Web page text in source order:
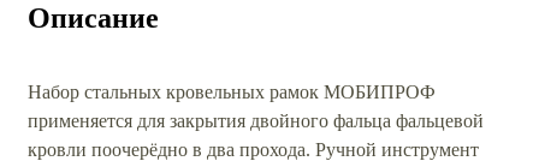
Описание
Набор стальных кровельных рамок МОБИПРОФ
применяется для закрытия двойного фальца фальцевой
кровли поочерёдно в два прохода. Ручной инструмент